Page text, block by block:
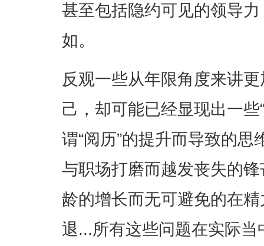
甚至包括隐约可见的领导
如。
反观一些从年限角度来讲
己，却可能已经显现出一些
谓“阅历”的提升而导致的
与职场打磨而越发丧失的
龄的增长而无可避免的在
退...所有这些问题在实际